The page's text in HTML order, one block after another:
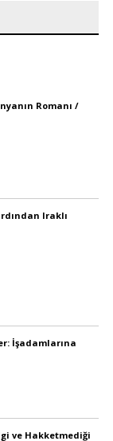
Romanı /
Iraklı
İşadamlarına
ve Hakketmediği